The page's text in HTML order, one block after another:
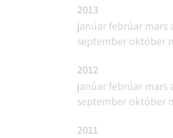
2013
janúar febrúar mars
september október
2012
janúar febrúar mars
september október
2011